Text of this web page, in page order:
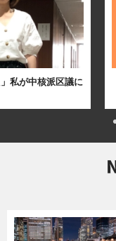
私が中核派区議に